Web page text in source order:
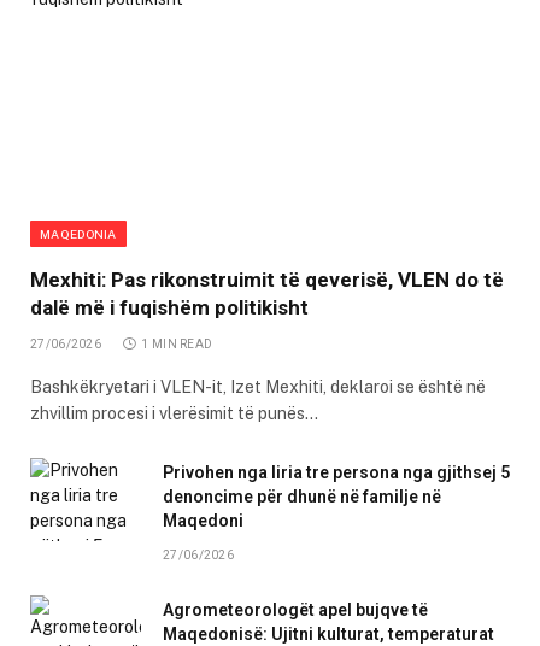
MAQEDONIA
Mexhiti: Pas rikonstruimit të qeverisë, VLEN do të
dalë më i fuqishëm politikisht
27/06/2026 1 MIN READ
Bashkëkryetari i VLEN-it, Izet Mexhiti, deklaroi se është në
zhvillim procesi i vlerësimit të punës…
Privohen nga liria tre persona nga gjithsej 5
denoncime për dhunë në familje në
Maqedoni
27/06/2026
Agrometeorologët apel bujqve të
Maqedonisë: Ujitni kulturat, temperaturat